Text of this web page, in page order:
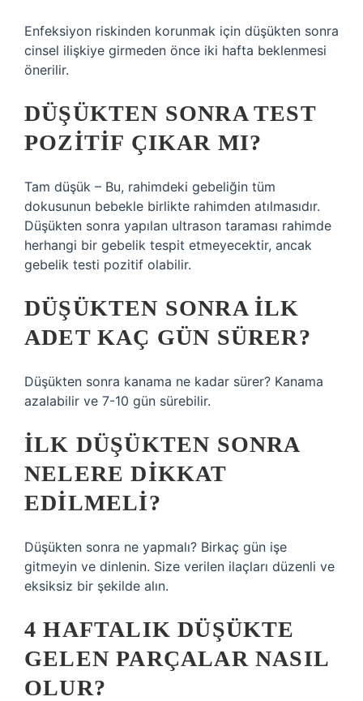
Enfeksiyon riskinden korunmak için düşükten sonra
cinsel ilişkiye girmeden önce iki hafta beklenmesi
önerilir.
DÜŞÜKTEN SONRA TEST
POZITIF ÇIKAR MI?
Tam düşük – Bu, rahimdeki gebeliğin tüm
dokusunun bebekle birlikte rahimden atılmasıdır.
Düşükten sonra yapılan ultrason taraması rahimde
herhangi bir gebelik tespit etmeyecektir, ancak
gebelik testi pozitif olabilir.
DÜŞÜKTEN SONRA ILK
ADET KAÇ GÜN SÜRER?
Düşükten sonra kanama ne kadar sürer? Kanama
azalabilir ve 7-10 gün sürebilir.
İLK DÜŞÜKTEN SONRA
NELERE DIKKAT
EDILMELI?
Düşükten sonra ne yapmalı? Birkaç gün işe
gitmeyin ve dinlenin. Size verilen ilaçları düzenli ve
eksiksiz bir şekilde alın.
4 HAFTALIK DÜŞÜKTE
GELEN PARÇALAR NASIL
OLUR?